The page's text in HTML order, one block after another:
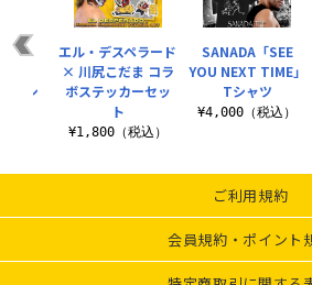
SANADA「SEE
YOU NEXT TIME」
Tシャツ
¥4,000（税込）
レス
Tシ
エル・デスペラード
× 川尻こだま コラ
ボステッカーセッ
ト
¥1,800（税込）
ご利用規約
会員規約・ポイント